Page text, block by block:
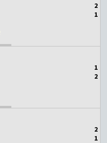
2
1
1
2
2
1